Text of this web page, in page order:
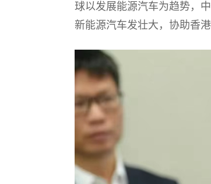
球以发展能源汽车为趋势，
新能源汽车发壮大，协助香